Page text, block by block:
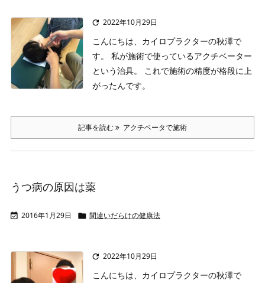
 2022年10月29日
こんにちは、カイロプラクターの秋澤で
す。
私が施術で使っているアクチベーター
という治具。
これで施術の精度が格段に上
がったんです。
記事を読む アクチベータで施術
うつ病の原因は薬
 2016年1月29日  間違いだらけの健康法
 2022年10月29日
こんにちは、カイロプラクターの秋澤で